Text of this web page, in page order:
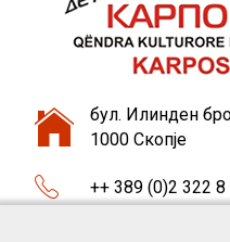
бул. Илинден
1000 Скопје
++ 389 (0)2 322 8